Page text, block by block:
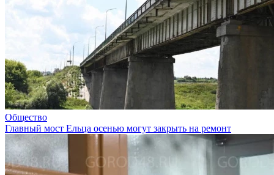
Общество
Главный мост Ельца осенью могут закрыть на ремонт